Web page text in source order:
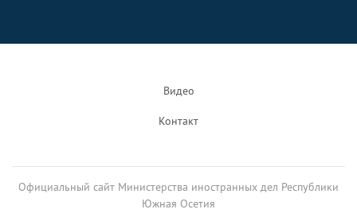
Видео
Контакт
Официальный сайт Министерства иностранных дел Республики
Южная Осетия